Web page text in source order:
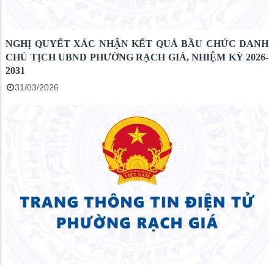
NGHỊ QUYẾT XÁC NHẬN KẾT QUẢ BẦU CHỨC DANH
CHỦ TỊCH UBND PHƯỜNG RẠCH GIÁ, NHIỆM KỲ 2026-
2031
31/03/2026